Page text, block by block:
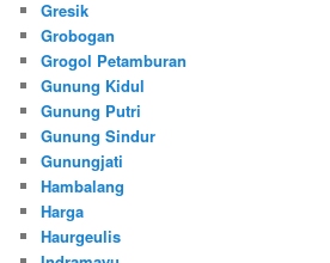
Gresik
Grobogan
Grogol Petamburan
Gunung Kidul
Gunung Putri
Gunung Sindur
Gunungjati
Hambalang
Harga
Haurgeulis